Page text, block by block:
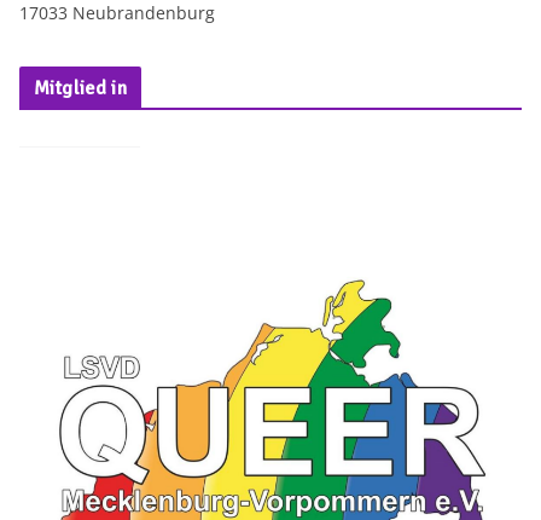
17033 Neubrandenburg
Mitglied in